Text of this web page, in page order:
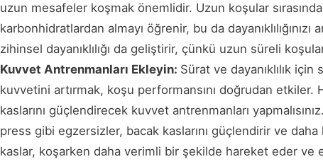
uzun mesafeler koşmak önemlidir. Uzun koşular
karbonhidratlardan almayı öğrenir, bu da dayanıklılığınızı
zihinsel dayanıklılığı da geliştirir, çünkü uzun süreli
Kuvvet Antrenmanları Ekleyin: Sürat ve dayanıklılık
kuvvetini artırmak, koşu performansını doğrudan etkiler.
kaslarını güçlendirecek kuvvet antrenmanları
press gibi egzersizler, bacak kaslarını güçlendirir ve daha
kaslar, koşarken daha verimli bir şekilde hareket eder ve